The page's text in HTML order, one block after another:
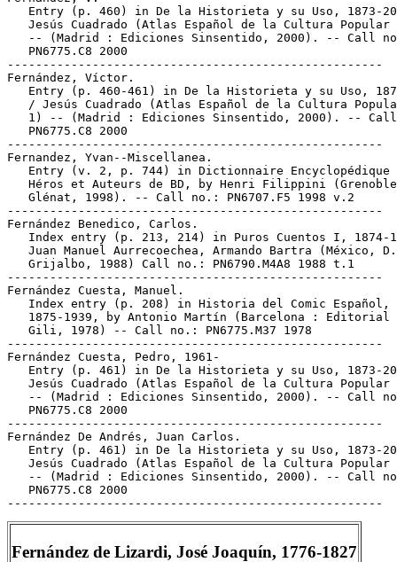
Fernández de Lizardi, José Joaquín, 1776-1827